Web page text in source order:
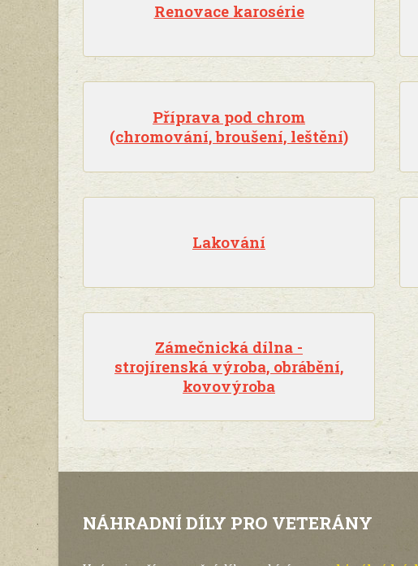
Renovace karosérie
Příprava pod chrom
(chromování, broušení, leštění)
Lakování
Zámečnická dílna -
strojírenská výroba, obrábění,
kovovýroba
NÁHRADNÍ DÍLY PRO VETERÁNY